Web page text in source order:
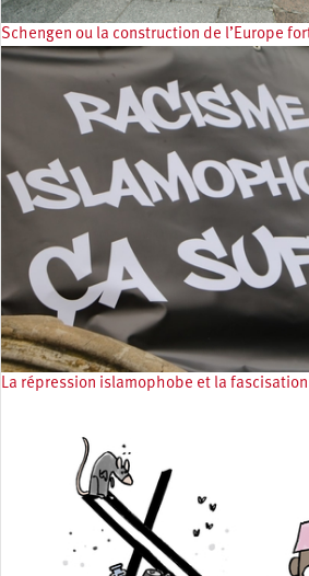
Schengen ou la construction de l’Europe
La répression islamophobe et la